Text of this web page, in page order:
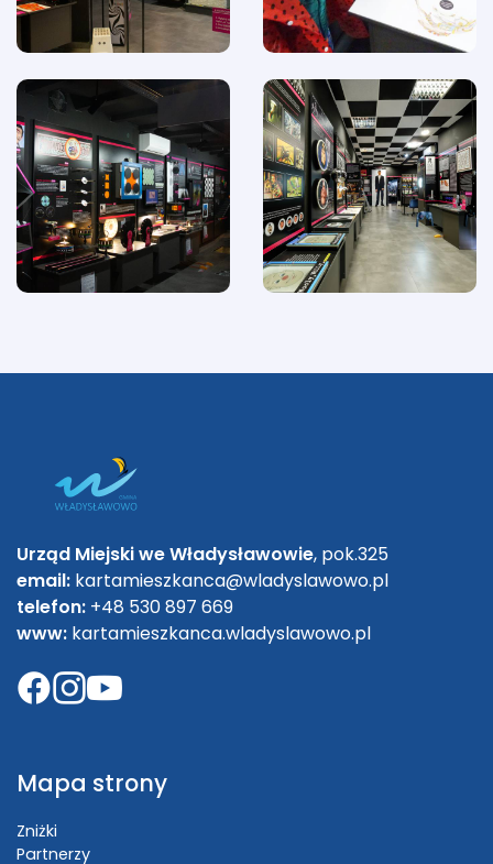
Urząd Miejski we Władysławowie, pok.325
email: kartamieszkanca@wladyslawowo.pl
telefon: +48 530 897 669
www: kartamieszkanca.wladyslawowo.pl
Mapa strony
Zniżki
Partnerzy